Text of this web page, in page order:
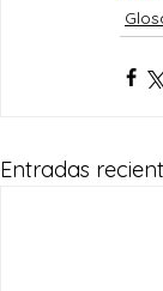
Entradas